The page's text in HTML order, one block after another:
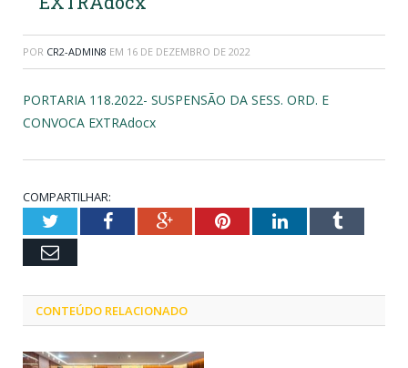
POR CR2-ADMIN8 EM 16 DE DEZEMBRO DE 2022
PORTARIA 118.2022- SUSPENSÃO DA SESS. ORD. E
CONVOCA EXTRAdocx
COMPARTILHAR:
TwitterFacebookGoogle+PinterestLinkedInTumblr
Email
CONTEÚDO RELACIONADO